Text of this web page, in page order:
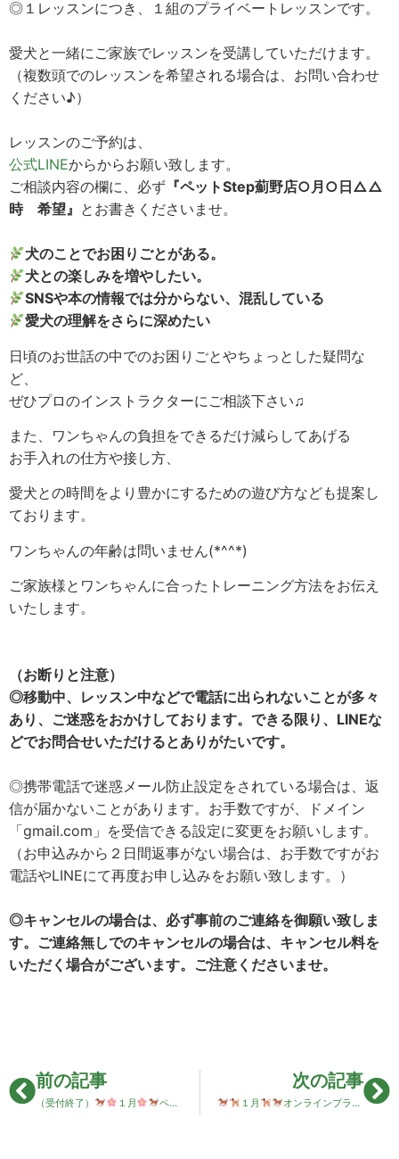
◎１レッスンにつき、１組のプライベートレッスンです。
愛犬と一緒にご家族でレッスンを受講していただけます。
（複数頭でのレッスンを希望される場合は、お問い合わせ
ください♪）
レッスンのご予約は、
公式LINEからからお願い致します。
ご相談内容の欄に、必ず 『ペットStep薊野店○月○日△△
時 希望』 とお書きくださいませ。
犬のことでお困りごとがある。
犬との楽しみを増やしたい。
SNSや本の情報では分からない、混乱している
愛犬の理解をさらに深めたい
日頃のお世話の中でのお困りごとやちょっとした疑問な
ど、
ぜひプロのインストラクターにご相談下さい♫
また、ワンちゃんの負担をできるだけ減らしてあげる
お手入れの仕方や接し方、
愛犬との時間をより豊かにするための遊び方なども提案し
ております。
ワンちゃんの年齢は問いません(*^^*)
ご家族様とワンちゃんに合ったトレーニング方法をお伝え
いたします。
（お断りと注意）
◎移動中、レッスン中などで電話に出られないことが多々
あり、ご迷惑をおかけしております。できる限り、LINEな
どでお問合せいただけるとありがたいです。
◎携帯電話で迷惑メール防止設定をされている場合は、返
信が届かないことがあります。お手数ですが、ドメイン
「gmail.com」を受信できる設定に変更をお願いします。
（お申込みから２日間返事がない場合は、お手数ですがお
電話やLINEにて再度お申し込みをお願い致します。）
◎キャンセルの場合は、必ず事前のご連絡を御願い致しま
す。ご連絡無しでのキャンセルの場合は、キャンセル料を
いただく場合がございます。ご注意くださいませ。
前の記事
（受付終了） １月 ペットStep朝倉店プライベートレッスンのお知らせ
次の記事
１月 オンラインプライベートレッスンのご案内